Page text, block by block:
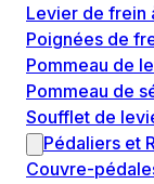
Levier de frein
Poignées de
Pommeau de
Pommeau de
Soufflet de
Pédaliers et
Couvre-